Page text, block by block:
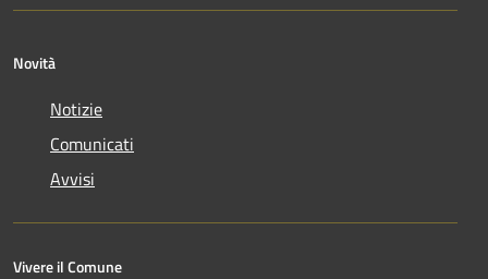
Novità
Notizie
Comunicati
Avvisi
Vivere il Comune